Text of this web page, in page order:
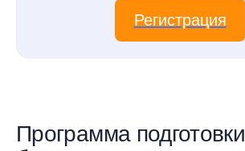
Регистрация
Программа подготовки